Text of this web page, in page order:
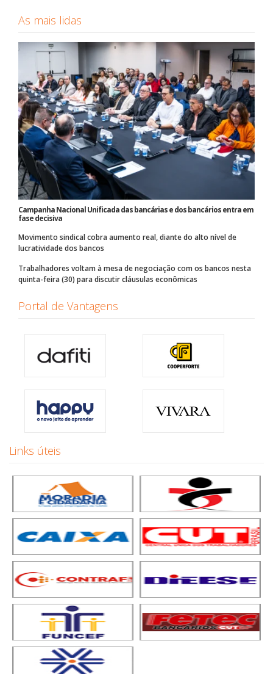
As mais lidas
Campanha Nacional Unificada das bancárias e dos bancários entra em
fase decisiva
Movimento sindical cobra aumento real, diante do alto nível de
lucratividade dos bancos
Trabalhadores voltam à mesa de negociação com os bancos nesta
quinta-feira (30) para discutir cláusulas econômicas
Portal de Vantagens
Links úteis